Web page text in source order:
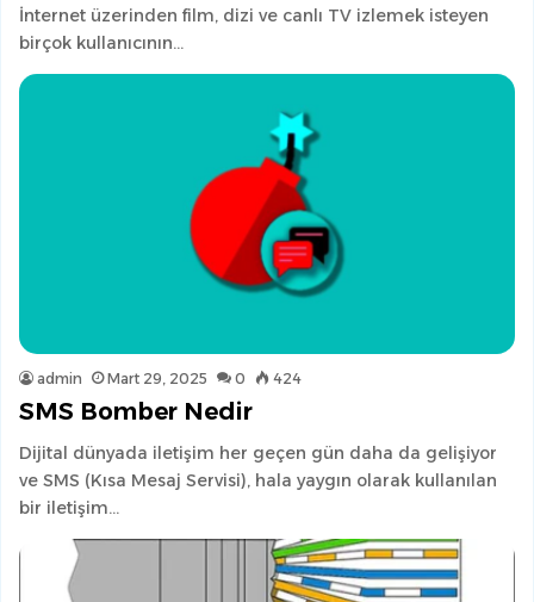
İnternet üzerinden film, dizi ve canlı TV izlemek isteyen
birçok kullanıcının…
admin Mart 29, 2025 0 424
SMS Bomber Nedir
Dijital dünyada iletişim her geçen gün daha da gelişiyor
ve SMS (Kısa Mesaj Servisi), hala yaygın olarak kullanılan
bir iletişim…